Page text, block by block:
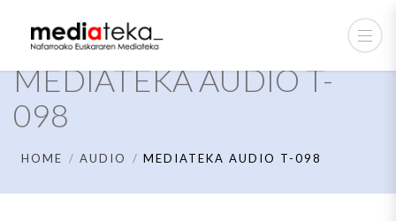
MEDIATEKA AUDIO T-
098
HOME AUDIO MEDIATEKA AUDIO T-098